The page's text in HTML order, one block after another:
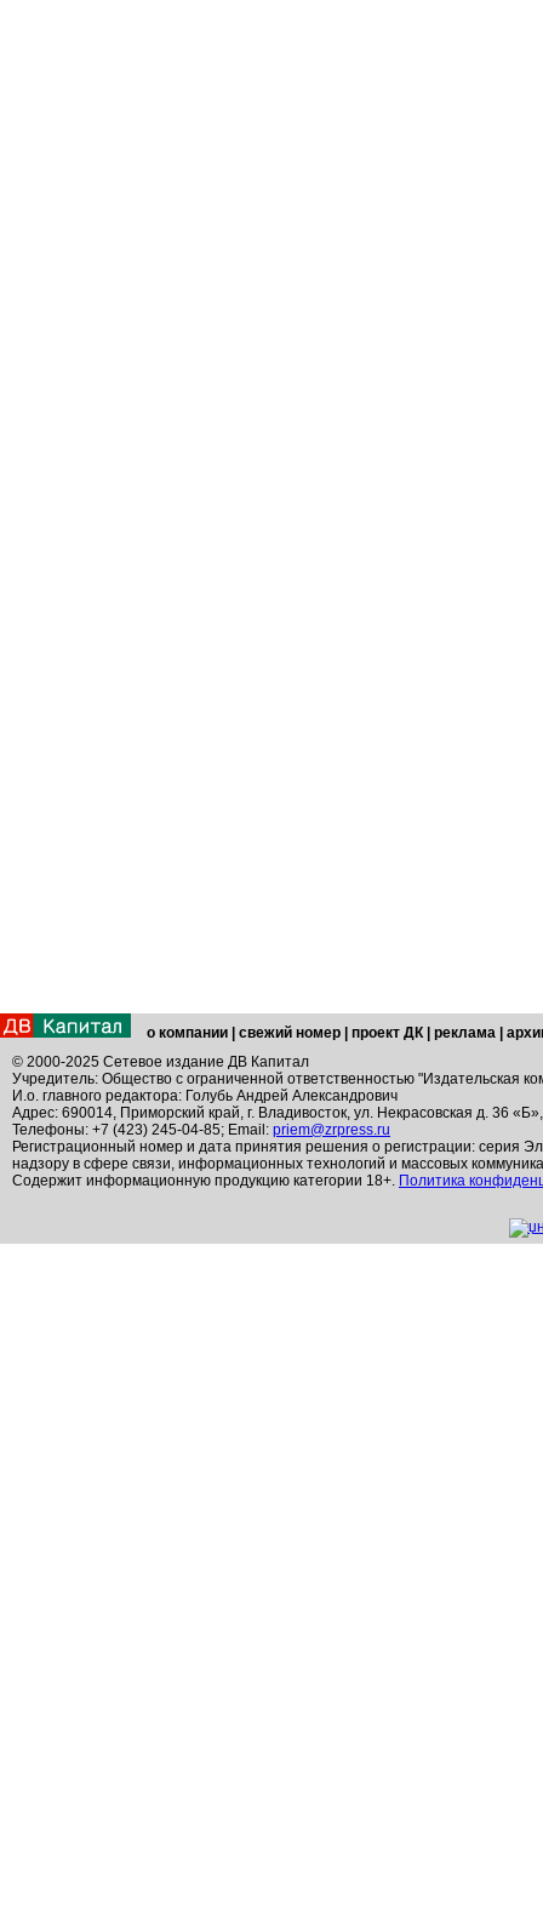
о компании свежий номер проект ДК реклама
© 2000-2025 Сетевое издание ДВ Капитал
Учредитель: Общество с ограниченной ответственностью "Издательская
И.о. главного редактора: Голубь Андрей Александрович
Адрес: 690014, Приморский край, г. Владивосток, ул. Некрасовская д. 36
Телефоны: +7 (423) 245-04-85; Email: priem@zrpress.ru
Регистрационный номер и дата принятия решения о регистрации: серия
надзору в сфере связи, информационных технологий и массовых
Содержит информационную продукцию категории 18+. Политика